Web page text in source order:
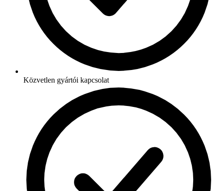
Közvetlen gyártói kapcsolat